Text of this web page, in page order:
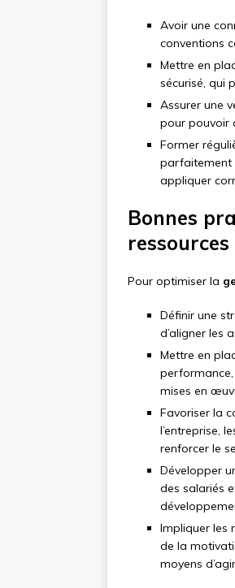
Avoir une
conventions
Mettre en
sécurisé, qui
Assurer une
pour pouvoir
Former
parfaitement
appliquer
Bonnes
Pour optimiser la
Définir une
d’aligner les
Mettre en
performance,
mises en
Favoriser la
l’entreprise,
renforcer le
Développer
des salariés
Impliquer les
de la
moyens